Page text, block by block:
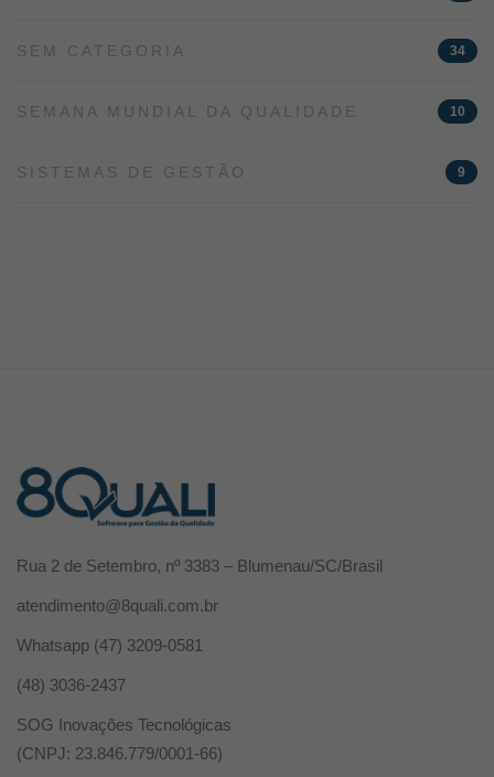
SEM CATEGORIA 34
SEMANA MUNDIAL DA QUALIDADE 10
SISTEMAS DE GESTÃO 9
Rua 2 de Setembro, nº 3383 – Blumenau/SC/Brasil
atendimento@8quali.com.br
Whatsapp (47) 3209-0581
(48) 3036-2437
SOG Inovações Tecnológicas
(CNPJ: 23.846.779/0001-66)